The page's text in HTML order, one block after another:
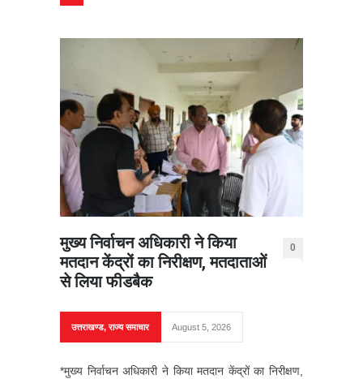
मुख्य निर्वाचन अधिकारी ने किया
मतदान केंद्रों का निरीक्षण, मतदाताओं
से लिया फीडबैक
0
उत्तराखण्ड,राज्य समाचार August 5, 2026
*मुख्य निर्वाचन अधिकारी ने किया मतदान केंद्रों का निरीक्षण,